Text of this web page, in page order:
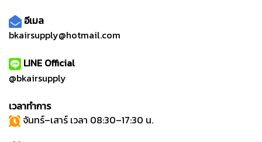
อีเมล
bkairsupply@hotmail.com
LINE Official
@bkairsupply
เวลาทำการ
จันทร์–เสาร์ เวลา 08:30–17:30 น.